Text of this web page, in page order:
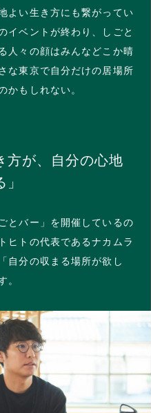
よい生き方にも繋がってい
イベントが終わり、しごと
人々の顔はみんなどこか晴
な東京で自分だけの居場所
かもしれない。
方が、自分の心地
とバー」を開催しているの
ヒトの代表であるナカムラ
自分の収まる場所が欲し
。